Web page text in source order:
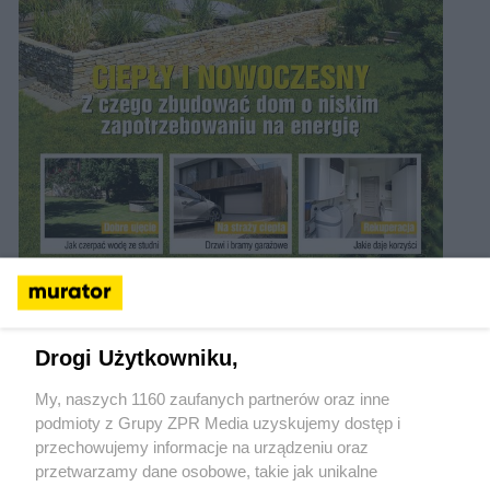
ZOBACZ ONLINE
Pozostałe wydania:
Drogi Użytkowniku,
My, naszych 1160 zaufanych partnerów oraz inne
podmioty z Grupy ZPR Media uzyskujemy dostęp i
przechowujemy informacje na urządzeniu oraz
przetwarzamy dane osobowe, takie jak unikalne